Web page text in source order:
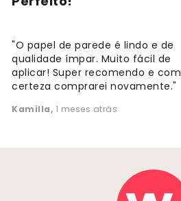
"O papel de parede é lindo e de
qualidade ímpar. Muito fácil de
aplicar! Super recomendo e com
certeza comprarei novamente."
Kamilla, 1 meses atrás